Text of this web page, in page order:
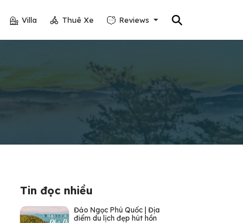
⚲
Villa Thuê Xe Reviews
Tin đọc nhiều
Đảo Ngọc Phú Quốc | Địa
điểm du lịch đẹp hút hồn